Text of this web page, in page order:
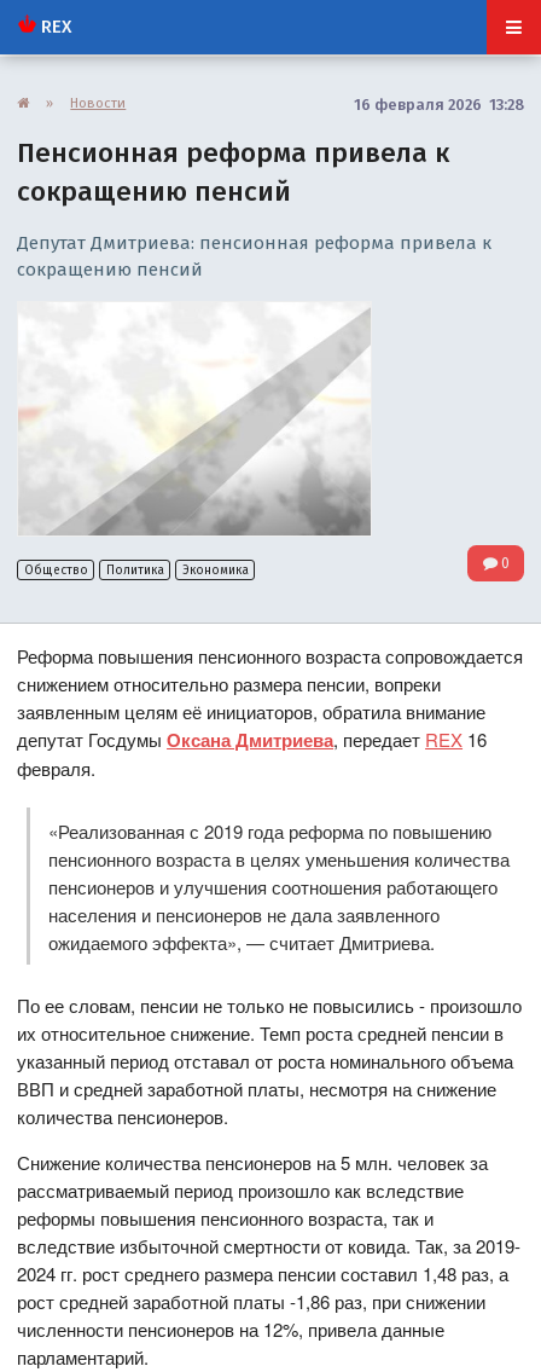
REX
» Новости 16 февраля 2026 13:28
Пенсионная реформа привела к
сокращению пенсий
Депутат Дмитриева: пенсионная реформа привела к
сокращению пенсий
Общество Политика Экономика 0
Реформа повышения пенсионного возраста сопровождается
снижением относительно размера пенсии, вопреки
заявленным целям её инициаторов, обратила внимание
депутат ГосдумыОксана Дмитриева, передает REX 16
февраля.
«Реализованная с 2019 года реформа по повышению
пенсионного возраста в целях уменьшения количества
пенсионеров и улучшения соотношения работающего
населения и пенсионеров не дала заявленного
ожидаемого эффекта», — считает Дмитриева.
По ее словам, пенсии не только не повысились - произошло
их относительное снижение. Темп роста средней пенсии в
указанный период отставал от роста номинального объема
ВВП и средней заработной платы, несмотря на снижение
количества пенсионеров.
Снижение количества пенсионеров на 5 млн. человек за
рассматриваемый период произошло как вследствие
реформы повышения пенсионного возраста, так и
вследствие избыточной смертности от ковида. Так, за 2019-
2024 гг. рост среднего размера пенсии составил 1,48 раз, а
рост средней заработной платы -1,86 раз, при снижении
численности пенсионеров на 12%, привела данные
парламентарий.